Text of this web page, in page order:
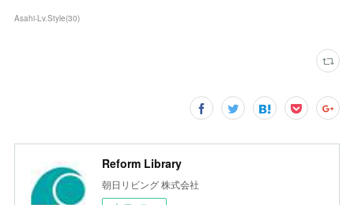
Asahi-Lv.Style(30)
Reform Library
朝日リビング 株式会社